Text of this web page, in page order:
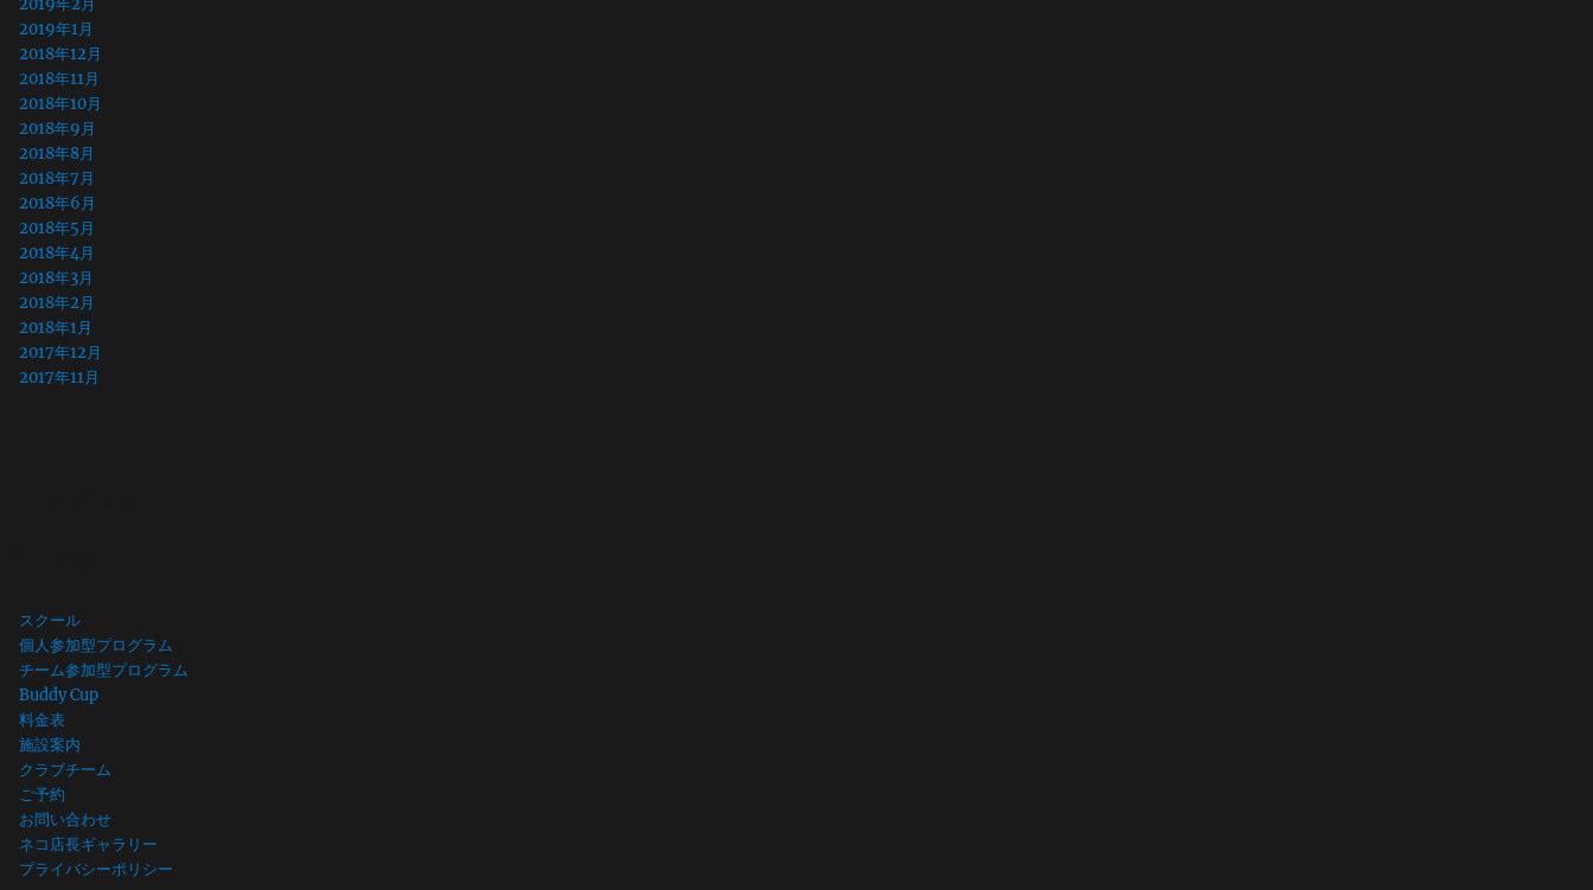
2019年2月
2019年1月
2018年12月
2018年11月
2018年10月
2018年9月
2018年8月
2018年7月
2018年6月
2018年5月
2018年4月
2018年3月
2018年2月
2018年1月
2017年12月
2017年11月
スクール
個人参加型プログラム
チーム参加型プログラム
Buddy Cup
料金表
施設案内
クラブチーム
ご予約
お問い合わせ
ネコ店長ギャラリー
プライバシーポリシー